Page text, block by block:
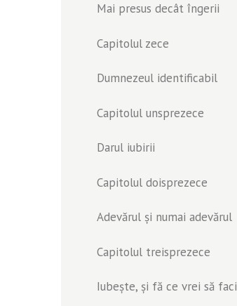
Mai presus decât îngerii
Capitolul zece
Dumnezeul identificabil
Capitolul unsprezece
Darul iubirii
Capitolul doisprezece
Adevărul și numai adevărul
Capitolul treisprezece
Iubește, și fă ce vrei să faci